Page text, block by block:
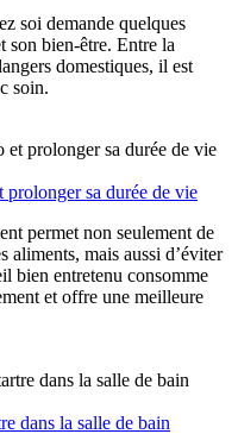
soi demande quelques
son bien-être. Entre la
domestiques, il est
soin.
prolonger sa durée de vie
permet non seulement de
aliments, mais aussi d’éviter
bien entretenu consomme
et offre une meilleure
dans la salle de bain